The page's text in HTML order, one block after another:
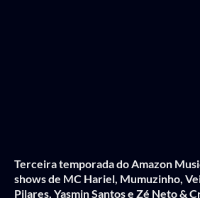
Terceira temporada do Amazon
shows de MC Hariel, Mumuzinho,
Pilares, Yasmin Santos e Zé Neto &